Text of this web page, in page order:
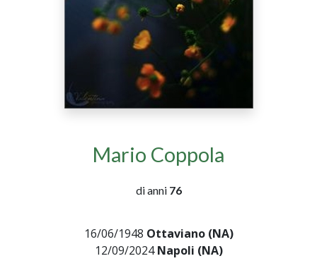
Mario Coppola
di anni 76
16/06/1948 Ottaviano (NA)
12/09/2024Napoli (NA)